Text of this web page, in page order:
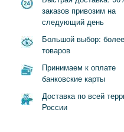
заказов привозим на
следующий день
Большой выбор:
товаров
Принимаем к оплате
банковские карты
Доставка по всей
России